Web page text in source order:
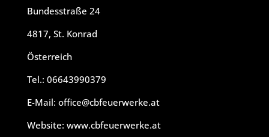
Bundesstraße 24
4817, St. Konrad
Österreich
Tel.: 06643990379
E-Mail: office@cbfeuerwerke.at
Website: www.cbfeuerwerke.at